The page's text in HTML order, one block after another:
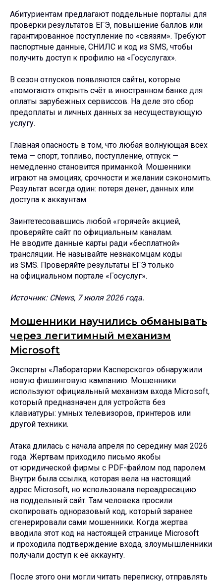
Абитуриентам предлагают поддельные порталы для
проверки результатов ЕГЭ, повышение баллов или
гарантированное поступление по «связям». Требуют
паспортные данные, СНИЛС и код из SMS, чтобы
получить доступ к профилю на «Госуслугах».
В сезон отпусков появляются сайты, которые
«помогают» открыть счёт в иностранном банке для
оплаты зарубежных сервиссов. На деле это сбор
предоплаты и личных данных за несуществующую
услугу.
Главная опасность в том, что любая волнующая всех
тема — спорт, топливо, поступление, отпуск —
немедленно становится приманкой. Мошенники
играют на эмоциях, срочности и желании сэкономить.
Результат всегда один: потеря денег, данных или
доступа к аккаунтам.
Заинтетесовавшись любой «горячей» акцией,
проверяйте сайт по официальным каналам.
Не вводите данные карты ради «бесплатной»
трансляции. Не называйте незнакомцам коды
из SMS. Проверяйте результаты ЕГЭ только
на официальном портале «Госуслуг».
Источник: CNews, 7 июля 2026 года.
Мошенники научились обманывать
через легитимный механизм
Microsoft
Эксперты «Лаборатории Касперского» обнаружили
новую фишинговую кампанию. Мошенники
используют официальный механизм входа Microsoft,
который предназначен для устройств без
клавиатуры: умных телевизоров, принтеров или
другой техники.
Атака длилась с начала апреля по середину мая 2026
года. Жертвам приходило письмо якобы
от юридической фирмы с PDF-файлом под паролем.
Внутри была ссылка, которая вела на настоящий
адрес Microsoft, но использовала переадресацию
на поддельный сайт. Там человека просили
скопировать одноразовый код, который заранее
сгенерировали сами мошенники. Когда жертва
вводила этот код на настоящей странице Microsoft
и проходила подтверждение входа, злоумышленники
получали доступ к её аккаунту.
После этого они могли читать переписку, отправлять